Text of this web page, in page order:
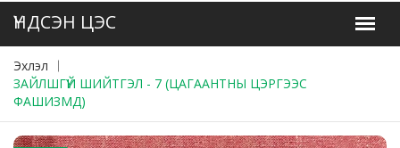
Эхлэл
ЗАЙЛШГҮЙ ШИЙТГЭЛ - 7 (ЦАГААНТНЫ ЦЭРГЭЭС
ФАШИЗМД)